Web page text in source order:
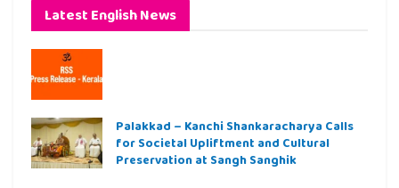
Latest English News
Palakkad – Kanchi Shankaracharya Calls
for Societal Upliftment and Cultural
Preservation at Sangh Sanghik